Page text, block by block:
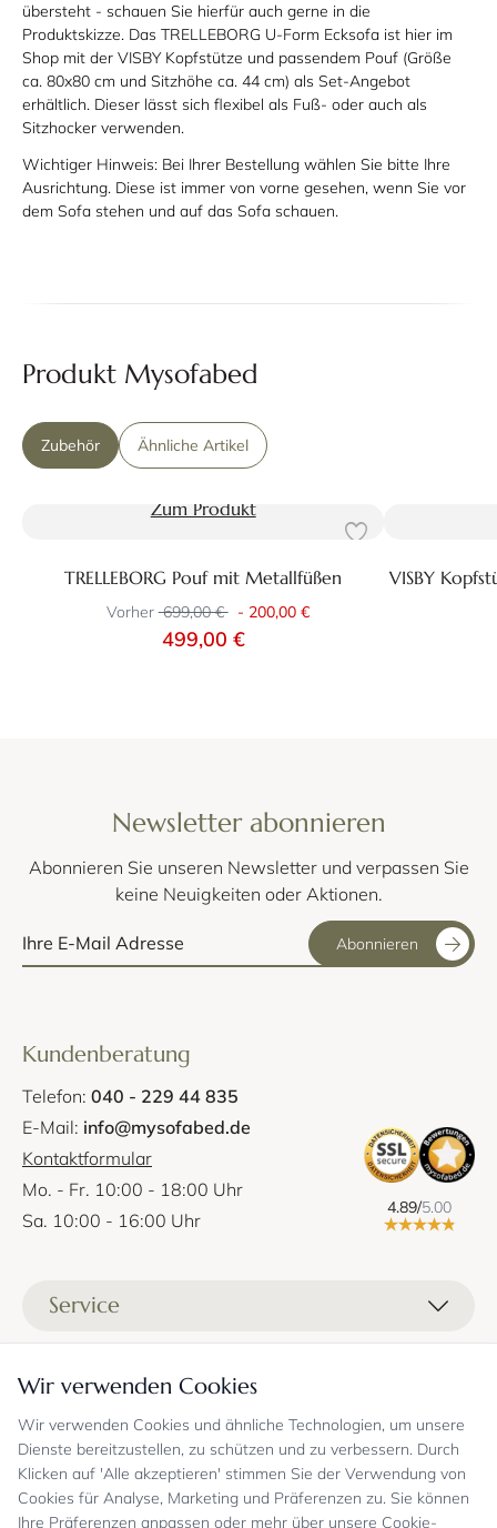
Wir verwenden Cookies
Wir verwenden Cookies und ähnliche Technologien, um unsere
Dienste bereitzustellen, zu schützen und zu verbessern. Durch
Klicken auf 'Alle akzeptieren' stimmen Sie der Verwendung von
Cookies für Analyse, Marketing und Präferenzen zu. Sie können
Ihre Präferenzen anpassen oder mehr über unsere Cookie-
übersteht - schauen Sie hierfür auch gerne in die
Produktskizze. Das TRELLEBORG U-Form Ecksofa ist hier im
Shop mit der VISBY Kopfstütze und passendem Pouf (Größe
ca. 80x80 cm und Sitzhöhe ca. 44 cm) als Set-Angebot
erhältlich. Dieser lässt sich flexibel als Fuß- oder auch als
Sitzhocker verwenden.
Wichtiger Hinweis: Bei Ihrer Bestellung wählen Sie bitte Ihre
Ausrichtung. Diese ist immer von vorne gesehen, wenn Sie vor
dem Sofa stehen und auf das Sofa schauen.
Produkt Mysofabed
Zubehör Ähnliche Artikel
Zum Produkt
TRELLEBORG Pouf mit Metallfüßen
Vorher 699,00 € - 200,00 €
499,00 €
VISBY
Newsletter abonnieren
Abonnieren Sie unseren Newsletter und verpassen Sie
keine Neuigkeiten oder Aktionen.
Abonnieren
Kundenberatung
Telefon: 040 - 229 44 835
E-Mail: info@mysofabed.de
Kontaktformular
Mo. - Fr. 10:00 - 18:00 Uhr
Sa. 10:00 - 16:00 Uhr
4.89/5.00
Service
Zahlungsmöglichkeiten
Stoffprobenanfrage
Gutschein
Sicheres Einkaufen und Retoureninfo
FAQ
Jobs
Informationen
Kontakt
Showrooms
Datenschutz
Allgemeine Geschäftsbedingungen
Sicheres Einkaufen
Echte Kundenbewertungen
Zahlungsarten